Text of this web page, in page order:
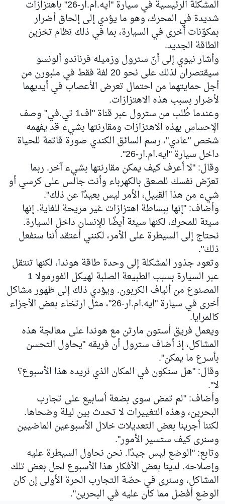
المشكلة الرئيسية في سيارة "ايه.ام.ار-26" باهتزازات
شديدة في المحرك، وهو ما يؤدي إلى إلحاق أضرار
بمكوّنات أخرى في السيارة، بما في ذلك نظام تخزين
الطاقة الجديد.
وأشار نيوي إلى أنّ سترول وزميله فرناندو ألونسو
سيقتصران لذلك على نحو 20 لفة فقط في ملبورن من
أجل حمايتهما من احتمال تعرض الأعصاب في أيديهما
لأضرار بسبب هذه الاهتزازات.
وعندما طُلب من سترول عبر قناة "اف1 تي.في" وصف
الإحساس بهذه الاهتزازات ومقارنتها بشيء قد يفهمه
شخص "عادي"، رسم السائق الكندي صورة قاتمة للحياة
داخل سيارة "ايه.ام.ار-26".
وقال: "لا أعرف كيف يمكن مقارنتها بشيء آخر. ربما
تعرّض نفسك للصعق بالكهرباء وأنت جالس على كرسي أو
شيء من هذا القبيل، الأمر ليس بعيدًا عن ذلك".
وأضاف: "إنها ببساطة اهتزازات غير مريحة للغاية. إنها
سيئة للمحرك، لكنها سيئة أيضًا للإنسان داخل السيارة.
نحتاج إلى السيطرة على الأمر، لكنني أعتقد أننا سنفعل
ذلك".
وتعود جذور المشكلة إلى وحدة طاقة هوندا، لكنها تنتقل
عبر السيارة بسبب الطبيعة الصلبة لهيكل الفورمولا 1
المصنوع من ألياف الكربون. ويؤدي ذلك إلى ظهور مشاكل
أخرى في سيارة "ايه.ام.ار-26"، مثل ارتخاء بعض الأجزاء
كالمرايا.
ويعمل فريق أستون مارتن مع هوندا على معالجة هذه
المشاكل، إذ أضاف سترول أن فريقه "يحاول التحسن
بأسرع ما يمكن".
وقال: "هل سنكون في المكان الذي نريده هذا الأسبوع؟
لا".
وأضاف: "لم تمض سوى بضعة أسابيع على تجارب
البحرين، وهذه التغييرات لا تحدث بين ليلة وضحاها.
لكننا أجرينا بعض التعديلات خلال الأسبوعين الماضيين
وسنرى كيف ستسير الأمور".
وتابع: "الوضع ليس جيدًا. نحن نحاول السيطرة عليه
وإصلاحه. لدينا بعض الأفكار هذا الأسبوع لحل بعض تلك
المشاكل، وسنرى في حصّة التجارب الحرة الأولى إن كان
الوضع أفضل مما كان عليه في البحرين".